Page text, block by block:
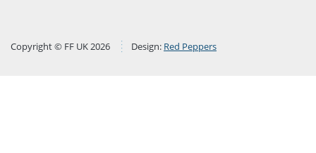
Copyright © FF UK 2026 Design: Red Peppers